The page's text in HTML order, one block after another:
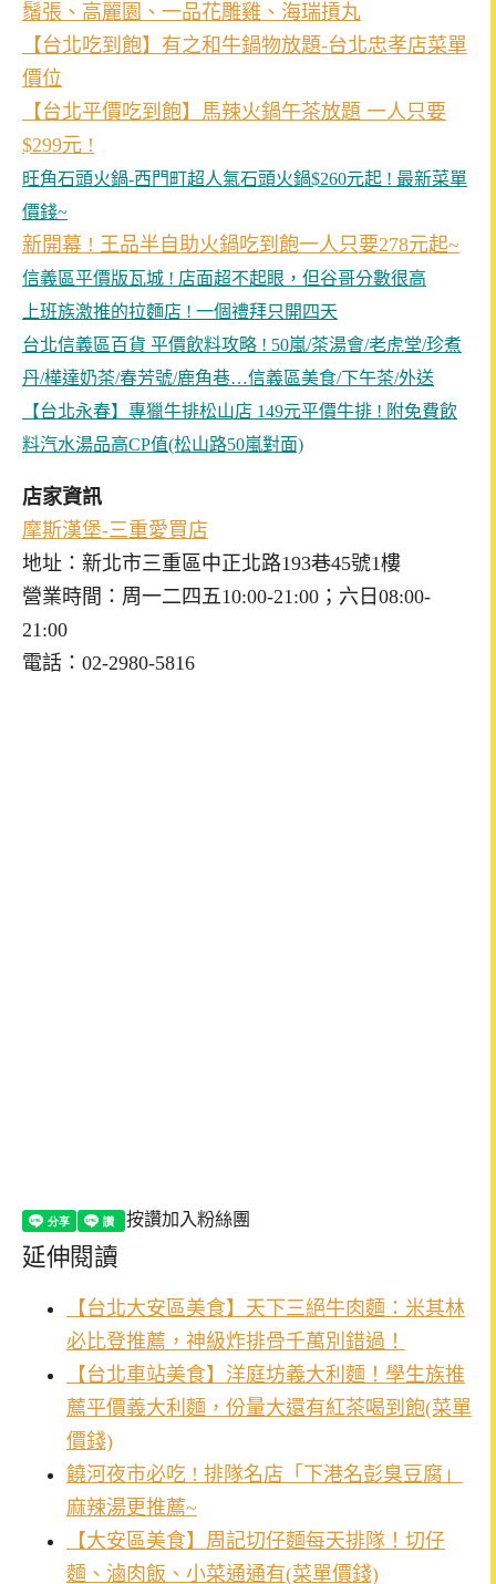
鬚張、高麗園、一品花雕雞、海瑞摃丸
【台北吃到飽】有之和牛鍋物放題-台北忠孝店菜單
價位
【台北平價吃到飽】馬辣火鍋午茶放題 一人只要
$299元 !
旺角石頭火鍋-西門町超人氣石頭火鍋$260元起 ! 最新菜單
價錢~
新開幕 ! 王品半自助火鍋吃到飽一人只要278元起~
信義區平價版瓦城 ! 店面超不起眼，但谷哥分數很高
上班族激推的拉麵店 ! 一個禮拜只開四天
台北信義區百貨 平價飲料攻略 ! 50嵐/茶湯會/老虎堂/珍煮
丹/樺達奶茶/春芳號/鹿角巷…信義區美食/下午茶/外送
【台北永春】專獵牛排松山店 149元平價牛排 ! 附免費飲
料汽水湯品高CP值(松山路50嵐對面)
店家資訊
摩斯漢堡-三重愛買店
地址：新北市三重區中正北路193巷45號1樓
營業時間：周一二四五10:00-21:00；六日08:00-
21:00
電話：02-2980-5816
按讚加入粉絲團
延伸閱讀
【台北大安區美食】天下三絕牛肉麵：米其林
必比登推薦，神級炸排骨千萬別錯過！
【台北車站美食】洋庭坊義大利麵！學生族推
薦平價義大利麵，份量大還有紅茶喝到飽(菜單
價錢)
饒河夜市必吃 ! 排隊名店「下港名彭臭豆腐」
麻辣湯更推薦~
【大安區美食】周記切仔麵每天排隊！切仔
麵、滷肉飯、小菜通通有(菜單價錢)